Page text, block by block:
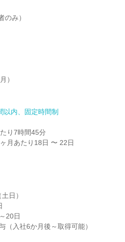
以内、固定時間制
り7時間45分
月あたり18日 〜 22日